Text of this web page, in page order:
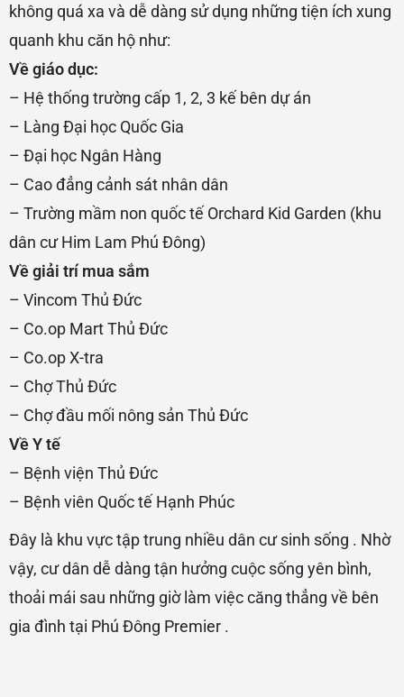
không quá xa và dễ dàng sử dụng những tiện ích xung
quanh khu căn hộ như:
Về giáo dục:
– Hệ thống trường cấp 1, 2, 3 kế bên dự án
– Làng Đại học Quốc Gia
– Đại học Ngân Hàng
– Cao đẳng cảnh sát nhân dân
– Trường mầm non quốc tế Orchard Kid Garden (khu
dân cư Him Lam Phú Đông)
Về giải trí mua sắm
– Vincom Thủ Đức
– Co.op Mart Thủ Đức
– Co.op X-tra
– Chợ Thủ Đức
– Chợ đầu mối nông sản Thủ Đức
Về Y tế
– Bệnh viện Thủ Đức
– Bệnh viên Quốc tế Hạnh Phúc
Đây là khu vực tập trung nhiều dân cư sinh sống . Nhờ
vậy, cư dân dễ dàng tận hưởng cuộc sống yên bình,
thoải mái sau những giờ làm việc căng thẳng về bên
gia đình tại Phú Đông Premier .